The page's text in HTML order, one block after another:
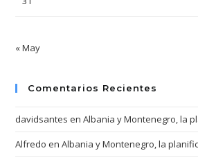
« May
Comentarios Recientes
davidsantes enAlbania y Montenegro, la
Alfredo enAlbania y Montenegro, la